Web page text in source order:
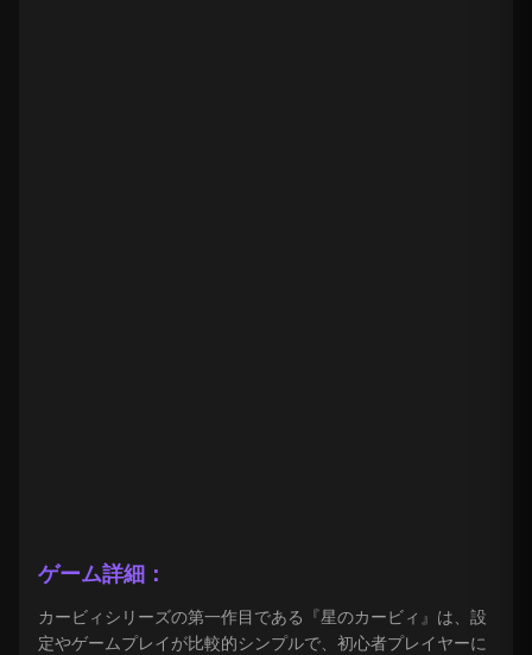
ゲーム詳細：
カービィシリーズの第一作目である『星のカービィ』は、設
定やゲームプレイが比較的シンプルで、初心者プレイヤーに